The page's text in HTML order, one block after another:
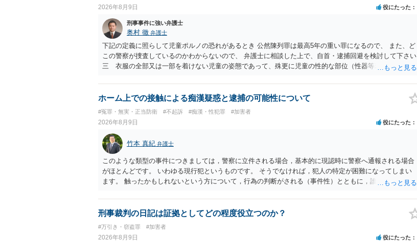
2026年8月9日 役にたった
刑事事件に強い弁護士
奥村 徹 弁護士
下記の定義に照らして児童ポルノの恐れがあるとき 公然陳列罪は最高5年の重い罪になるので、 また、ど
この警察が捜査しているのかわからないので、 弁護士に相談した上で、自首・逮捕回避を検討して下さい
三 衣服の全部又は一部を着けない児童の姿態であって、殊更に児童の性的な部位（性器等若しくはその
又は刺激するもの
ホーム上での接触による痴漢疑惑と逮捕の可能性について
#冤罪・無実・正当防衛 #不起訴 #痴漢・性犯罪 #加害者
2026年8月9日 役にたった
竹本 真紀 弁護士
このような類型の事件につきましては，警察に立件される場合，基本的に現認時に警察へ通報される場合
がほとんどです。 いわゆる現行犯というものです。 そうでなければ，犯人の特定が困難になってしまい
ます。 触ったかもしれないという方について，行為の判断がされる（事件性）とともに，誰の行為かの判
することができません。もちろん，常習性が顕著で，既に前科を有していて警察に把握されていれば別で
すが，そのような方は，このような場所に質問を掲げてくることはありません。心配・不安になることは
性が特定されることはありません。したがって，自分が犯人であるとされることはないのです。ですか
刑事裁判の日記は証拠としてどの程度役立つのか？
#万引き・窃盗罪 #加害者
2026年8月9日 役にたった